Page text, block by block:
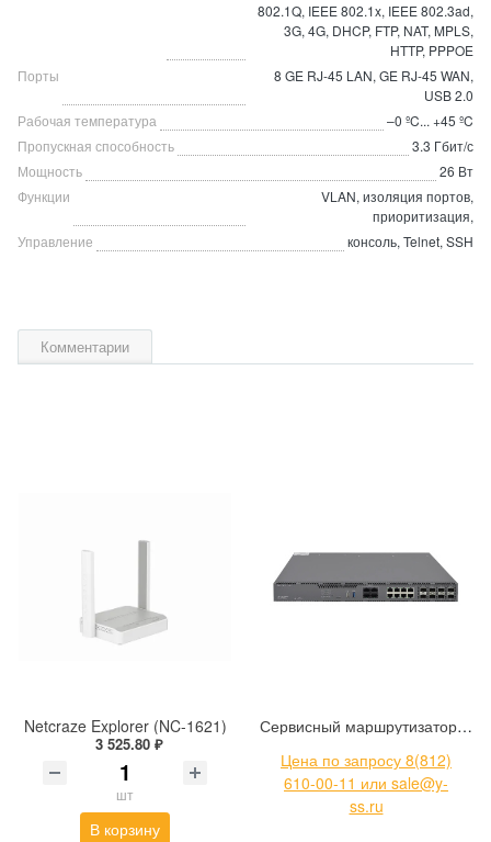
802.1Q, IEEE 802.1x, IEEE 802.3ad,
3G, 4G, DHCP, FTP, NAT, MPLS,
HTTP, PPPOE
Порты
8 GE RJ-45 LAN, GE RJ-45 WAN,
USB 2.0
Рабочая температура
–0 ºC... +45 ºC
Пропускная способность
3.3 Гбит/с
Мощность
26 Вт
Функции
VLAN, изоляция портов,
приоритизация,
Управление
консоль, Telnet, SSH
Комментарии
Netcraze Explorer (NC-1621)
3 525.80 ₽
шт
В корзину
Сервисный маршрутизатор Eltex ESR-31
Цена по запросу 8(812)
610-00-11 или sale@y-
ss.ru